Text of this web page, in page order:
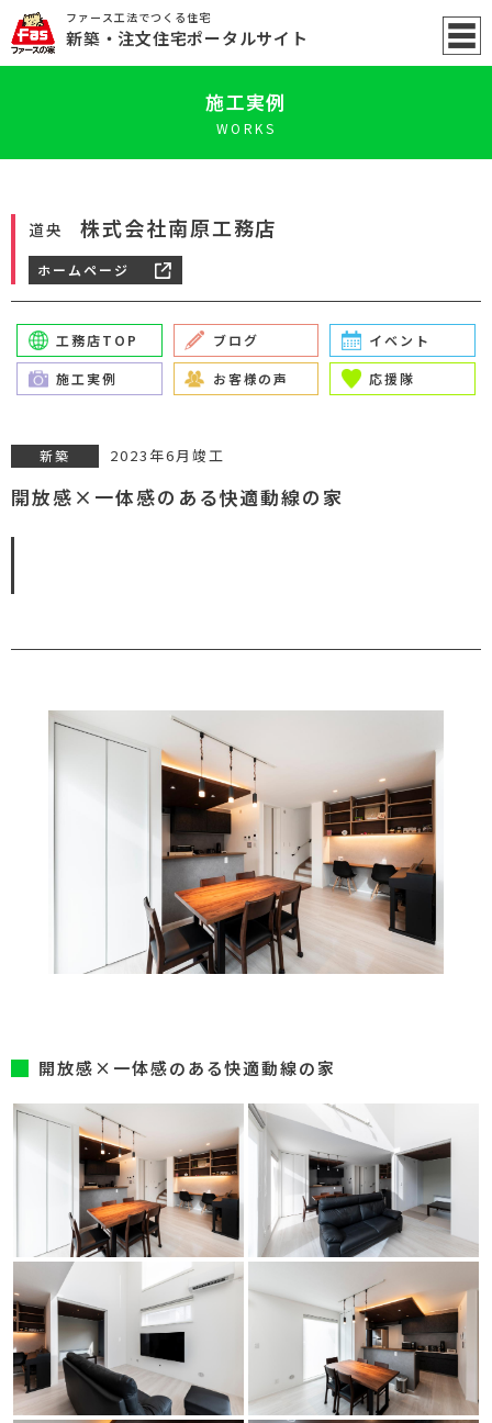
ファース工法でつくる住宅
新築 ・注文住宅ポータルサイト
施工実例
WORKS
道央 株式会社南原工務店
ホームページ
工務店TOP ブログ イベント
施工実例 お客様の声 応援隊
新築 2023年6月竣工
開放感×一体感のある快適動線の家
開放感×一体感のある快適動線の家